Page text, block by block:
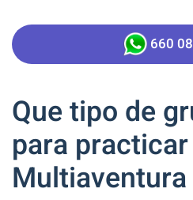
660
Que tipo de
para practicar
Multiaventura